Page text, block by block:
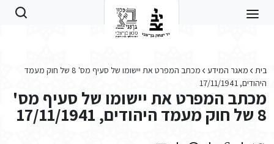
בית מאגר המידע
מכתב המפרט את יישומו של סעיף מס' 8 של חוק מעמד
היהודים, 17/11/1941
מכתב המפרט את יישומו של סעיף מס'
8 של חוק מעמד היהודים, 17/11/1941